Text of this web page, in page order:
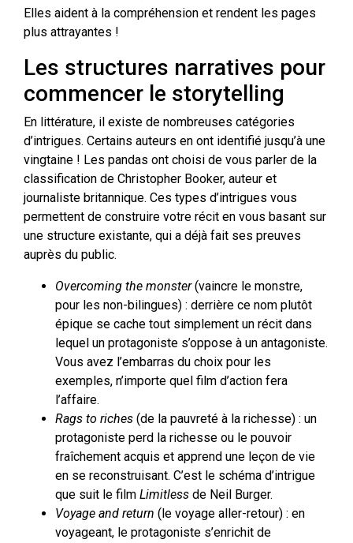
Elles aident à la compréhension et rendent les pages
plus attrayantes !
Les structures narratives pour
commencer le storytelling
En littérature, il existe de nombreuses catégories
d’intrigues. Certains auteurs en ont identifié jusqu’à une
vingtaine ! Les pandas ont choisi de vous parler de la
classification de Christopher Booker, auteur et
journaliste britannique. Ces types d’intrigues vous
permettent de construire votre récit en vous basant sur
une structure existante, qui a déjà fait ses preuves
auprès du public.
Overcoming the monster(vaincre le monstre,
pour les non-bilingues) : derrière ce nom plutôt
épique se cache tout simplement un récit dans
lequel un protagoniste s’oppose à un antagoniste.
Vous avez l’embarras du choix pour les
exemples, n’importe quel film d’action fera
l’affaire.
Rags to riches (de la pauvreté à la richesse) : un
protagoniste perd la richesse ou le pouvoir
fraîchement acquis et apprend une leçon de vie
en se reconstruisant. C’est le schéma d’intrigue
que suit le film Limitless de Neil Burger.
Voyage and return (le voyage aller-retour) : en
voyageant, le protagoniste s’enrichit de